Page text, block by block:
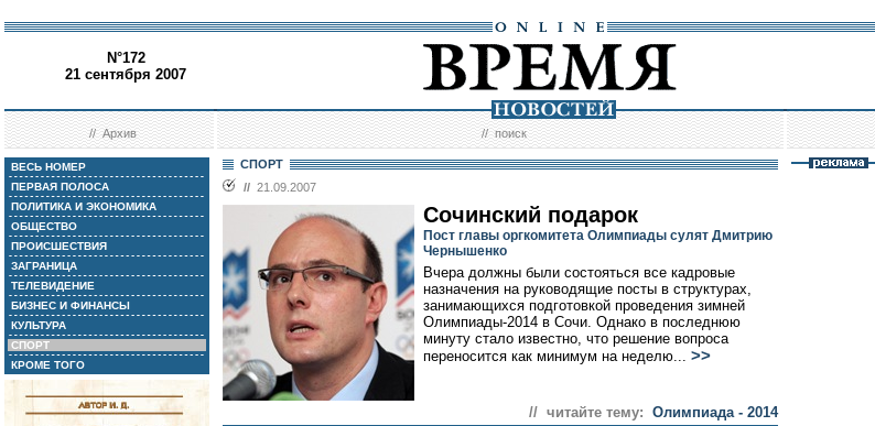
N°172
21 сентября 2007
//Архив //поиск
ВЕСЬ НОМЕР
ПЕРВАЯ ПОЛОСА
ПОЛИТИКА И ЭКОНОМИКА
ОБЩЕСТВО
ПРОИСШЕСТВИЯ
ЗАГРАНИЦА
ТЕЛЕВИДЕНИЕ
БИЗНЕС И ФИНАНСЫ
КУЛЬТУРА
СПОРТ
КРОМЕ ТОГО
СПОРТ
// 21.09.2007
Сочинский подарок
Пост главы оргкомитета Олимпиады сулят Дмитрию
Чернышенко
Вчера должны были состояться все кадровые
назначения на руководящие посты в структурах,
занимающихся подготовкой проведения зимней
Олимпиады-2014 в Сочи. Однако в последнюю
минуту стало известно, что решение вопроса
переносится как минимум на неделю... >>
// читайте тему: Олимпиада - 2014